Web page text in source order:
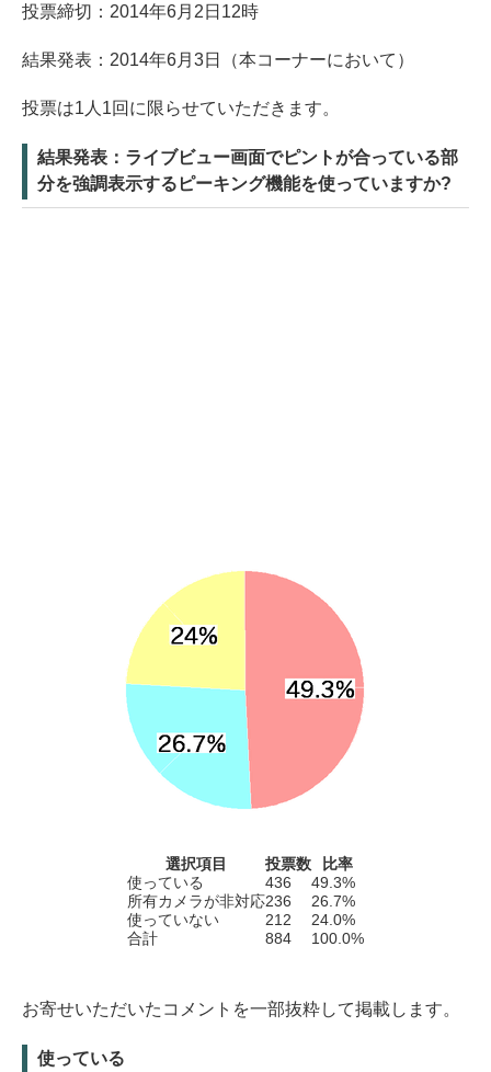
投票締切：2014年6月2日12時
結果発表：2014年6月3日（本コーナーにおいて）
投票は1人1回に限らせていただきます。
結果発表：ライブビュー画面でピントが合っている部
分を強調表示するピーキング機能を使っていますか?
選択項目 投票数
比率
使っている
436
49.3%
所有カメラが非対応236
26.7%
使っていない
212
24.0%
合計
884 100.0%
お寄せいただいたコメントを一部抜粋して掲載します。
使っている